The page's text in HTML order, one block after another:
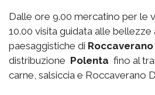
Dalle ore 9.00 mercatino per le
10.00 visita guidata alle
paesaggistiche di Roccaverano
distribuzione Polenta fino al
carne, salsiccia e Roccaverano